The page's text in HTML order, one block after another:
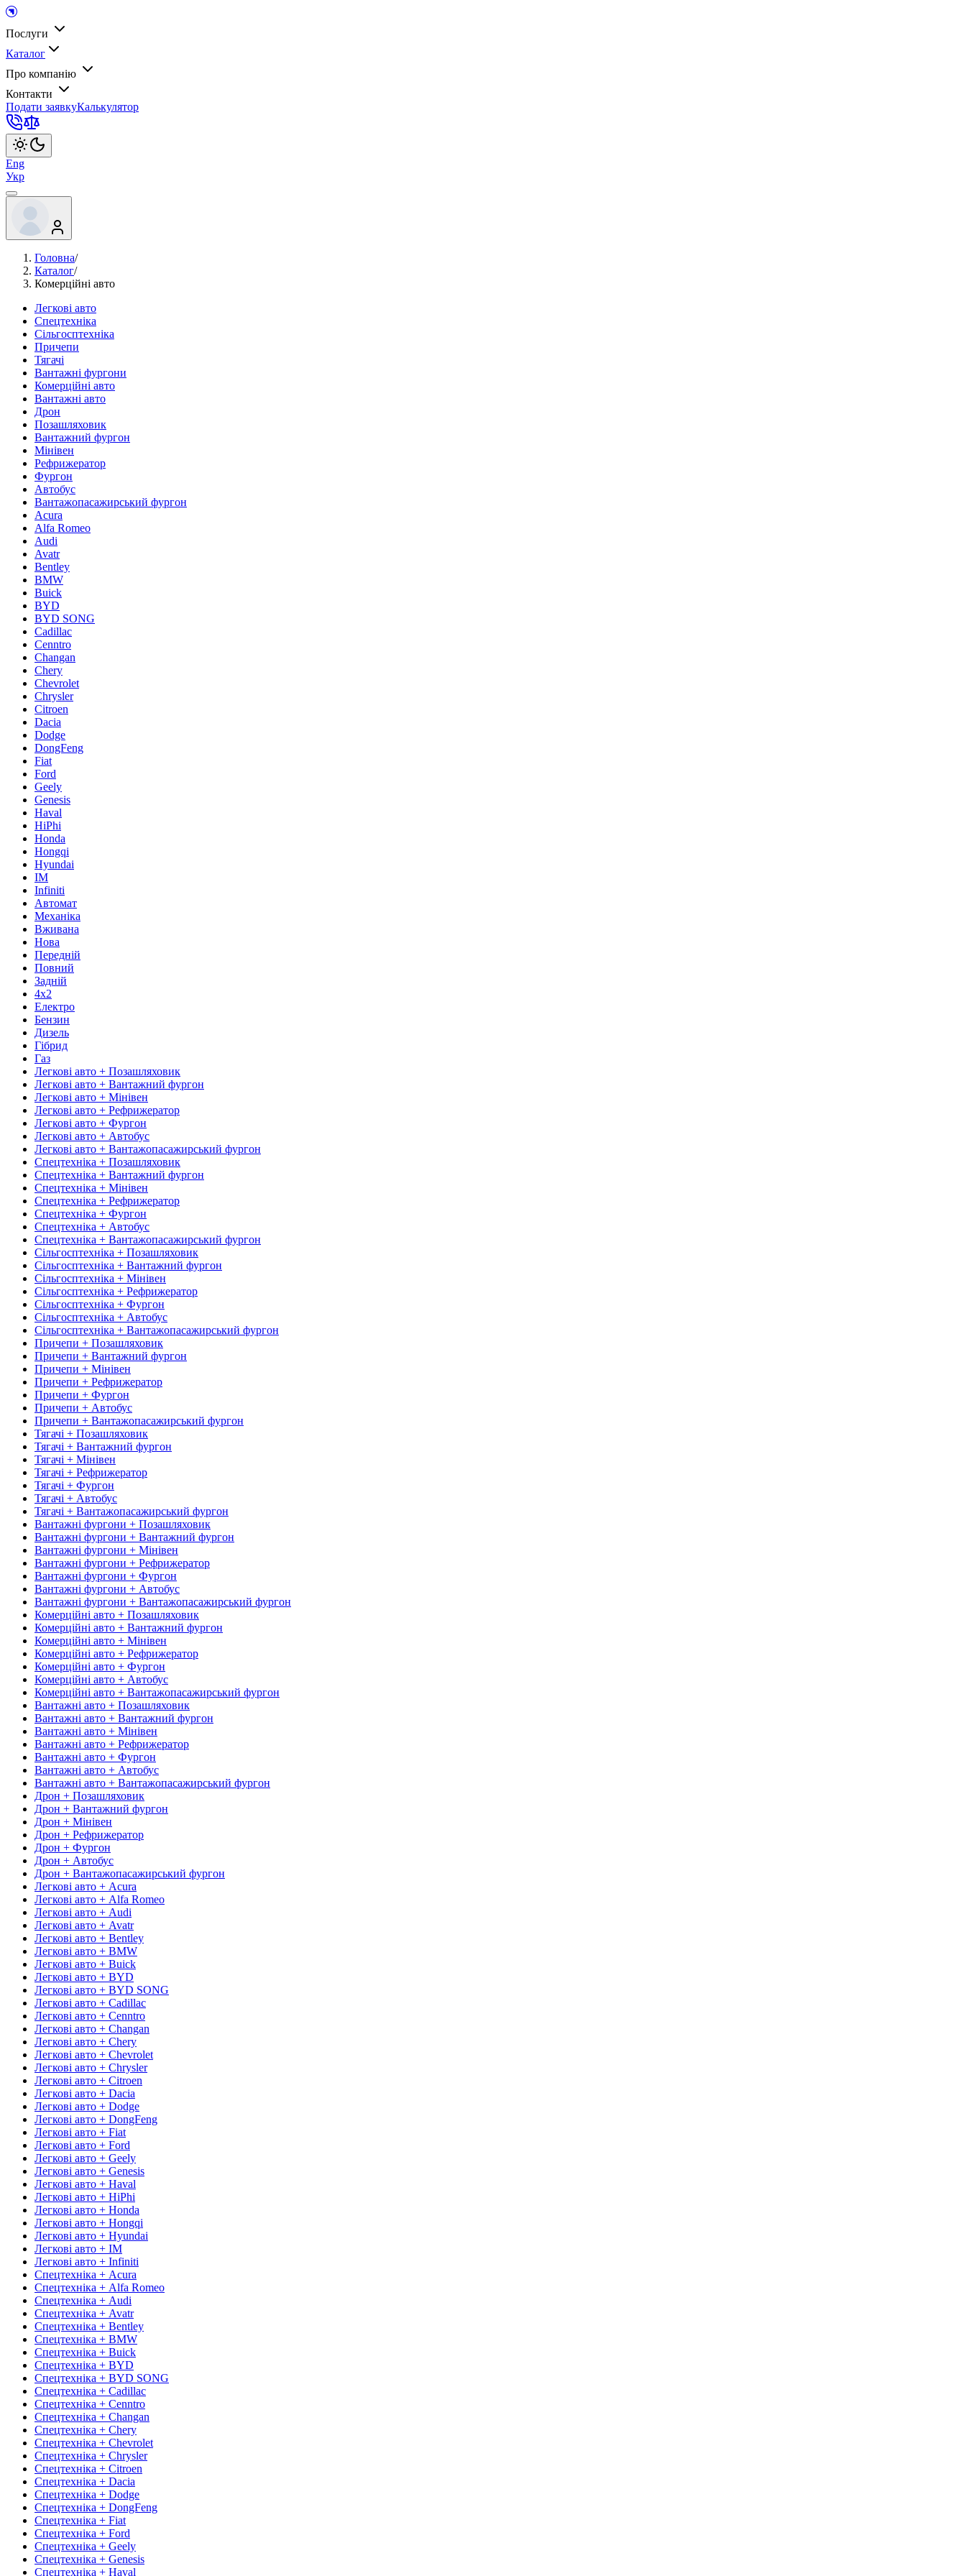
Послуги
Каталог
Про компанію
Контакти
Подати заявкуКалькулятор
Eng
Укр
Головна/
Каталог/
Комерційні авто
Легкові авто
Спецтехніка
Сільгосптехніка
Причепи
Тягачі
Вантажні фургони
Комерційні авто
Вантажні авто
Дрон
Позашляховик
Вантажний фургон
Мінівен
Рефрижератор
Фургон
Автобус
Вантажопасажирський фургон
Acura
Alfa Romeo
Audi
Avatr
Bentley
BMW
Buick
BYD
BYD SONG
Cadillac
Cenntro
Changan
Chery
Chevrolet
Chrysler
Citroen
Dacia
Dodge
DongFeng
Fiat
Ford
Geely
Genesis
Haval
HiPhi
Honda
Hongqi
Hyundai
IM
Infiniti
Автомат
Механіка
Вживана
Нова
Передній
Повний
Задній
4х2
Електро
Бензин
Дизель
Гібрид
Газ
Легкові авто + Позашляховик
Легкові авто + Вантажний фургон
Легкові авто + Мінівен
Легкові авто + Рефрижератор
Легкові авто + Фургон
Легкові авто + Автобус
Легкові авто + Вантажопасажирський фургон
Спецтехніка + Позашляховик
Спецтехніка + Вантажний фургон
Спецтехніка + Мінівен
Спецтехніка + Рефрижератор
Спецтехніка + Фургон
Спецтехніка + Автобус
Спецтехніка + Вантажопасажирський фургон
Сільгосптехніка + Позашляховик
Сільгосптехніка + Вантажний фургон
Сільгосптехніка + Мінівен
Сільгосптехніка + Рефрижератор
Сільгосптехніка + Фургон
Сільгосптехніка + Автобус
Сільгосптехніка + Вантажопасажирський фургон
Причепи + Позашляховик
Причепи + Вантажний фургон
Причепи + Мінівен
Причепи + Рефрижератор
Причепи + Фургон
Причепи + Автобус
Причепи + Вантажопасажирський фургон
Тягачі + Позашляховик
Тягачі + Вантажний фургон
Тягачі + Мінівен
Тягачі + Рефрижератор
Тягачі + Фургон
Тягачі + Автобус
Тягачі + Вантажопасажирський фургон
Вантажні фургони + Позашляховик
Вантажні фургони + Вантажний фургон
Вантажні фургони + Мінівен
Вантажні фургони + Рефрижератор
Вантажні фургони + Фургон
Вантажні фургони + Автобус
Вантажні фургони + Вантажопасажирський фургон
Комерційні авто + Позашляховик
Комерційні авто + Вантажний фургон
Комерційні авто + Мінівен
Комерційні авто + Рефрижератор
Комерційні авто + Фургон
Комерційні авто + Автобус
Комерційні авто + Вантажопасажирський фургон
Вантажні авто + Позашляховик
Вантажні авто + Вантажний фургон
Вантажні авто + Мінівен
Вантажні авто + Рефрижератор
Вантажні авто + Фургон
Вантажні авто + Автобус
Вантажні авто + Вантажопасажирський фургон
Дрон + Позашляховик
Дрон + Вантажний фургон
Дрон + Мінівен
Дрон + Рефрижератор
Дрон + Фургон
Дрон + Автобус
Дрон + Вантажопасажирський фургон
Легкові авто + Acura
Легкові авто + Alfa Romeo
Легкові авто + Audi
Легкові авто + Avatr
Легкові авто + Bentley
Легкові авто + BMW
Легкові авто + Buick
Легкові авто + BYD
Легкові авто + BYD SONG
Легкові авто + Cadillac
Легкові авто + Cenntro
Легкові авто + Changan
Легкові авто + Chery
Легкові авто + Chevrolet
Легкові авто + Chrysler
Легкові авто + Citroen
Легкові авто + Dacia
Легкові авто + Dodge
Легкові авто + DongFeng
Легкові авто + Fiat
Легкові авто + Ford
Легкові авто + Geely
Легкові авто + Genesis
Легкові авто + Haval
Легкові авто + HiPhi
Легкові авто + Honda
Легкові авто + Hongqi
Легкові авто + Hyundai
Легкові авто + IM
Легкові авто + Infiniti
Спецтехніка + Acura
Спецтехніка + Alfa Romeo
Спецтехніка + Audi
Спецтехніка + Avatr
Спецтехніка + Bentley
Спецтехніка + BMW
Спецтехніка + Buick
Спецтехніка + BYD
Спецтехніка + BYD SONG
Спецтехніка + Cadillac
Спецтехніка + Cenntro
Спецтехніка + Changan
Спецтехніка + Chery
Спецтехніка + Chevrolet
Спецтехніка + Chrysler
Спецтехніка + Citroen
Спецтехніка + Dacia
Спецтехніка + Dodge
Спецтехніка + DongFeng
Спецтехніка + Fiat
Спецтехніка + Ford
Спецтехніка + Geely
Спецтехніка + Genesis
Спецтехніка + Haval